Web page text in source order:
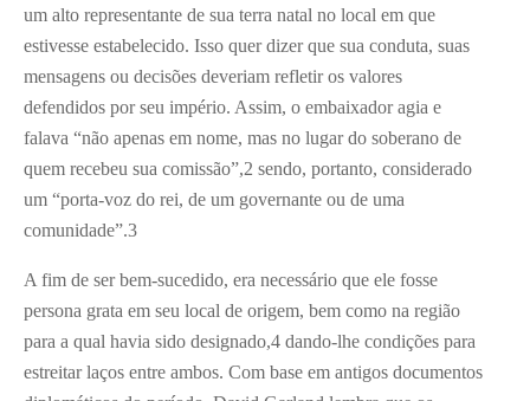
um alto representante de sua terra natal no local em que
estivesse estabelecido. Isso quer dizer que sua conduta, suas
mensagens ou decisões deveriam refletir os valores
defendidos por seu império. Assim, o embaixador agia e
falava “não apenas em nome, mas no lugar do soberano de
quem recebeu sua comissão”,2 sendo, portanto, considerado
um “porta-voz do rei, de um governante ou de uma
comunidade”.3
A fim de ser bem-sucedido, era necessário que ele fosse
persona grata em seu local de origem, bem como na região
para a qual havia sido designado,4 dando-lhe condições para
estreitar laços entre ambos. Com base em antigos documentos